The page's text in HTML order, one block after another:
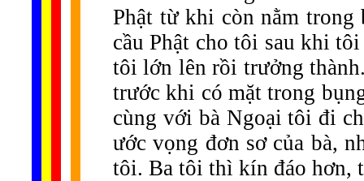
Phật từ khi còn nằm trong
cầu Phật cho tôi sau khi
tôi lớn lên rồi trưởng
trước khi có mặt trong
cùng với bà Ngoại tôi đi
ước vọng đơn sơ của bà,
tôi. Ba tôi thì kín đáo hơn,